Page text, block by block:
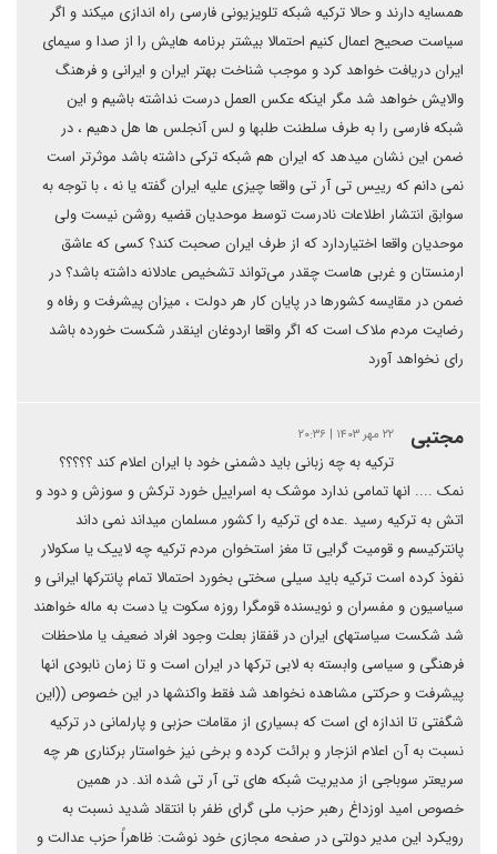
همسایه دارند و حالا ترکیه شبکه تلویزیونی فارسی راه اندازی میکند و اگر
سیاست صحیح اعمال کنیم احتمالا بیشتر برنامه هایش را از صدا و سیمای
ایران دریافت خواهد کرد و موجب شناخت بهتر ایران و ایرانی و فرهنگ
والایش خواهد شد مگر اینکه عکس العمل درست نداشته باشیم و این
شبکه فارسی را به طرف سلطنت طلبها و لس آنجلس ها هل دهیم ، در
ضمن این نشان میدهد که ایران هم شبکه ترکی داشته باشد موثرتر است
نمی دانم که رییس تی آر تی واقعا چیزی علیه ایران گفته یا نه ، با توجه به
سوابق انتشار اطلاعات نادرست توسط موحدیان قضیه روشن نیست ولی
موحدیان واقعا اختیاردارد که از طرف ایران صحبت کند؟ کسی که عاشق
ارمنستان و غربی هاست چقدر می‌تواند تشخیص عادلانه داشته باشد؟ در
ضمن در مقایسه کشورها در پایان کار هر دولت ، میزان پیشرفت و رفاه و
رضایت مردم ملاک است که اگر واقعا اردوغان اینقدر شکست خورده باشد
رای نخواهد آورد
مجتبی ۲۲ مهر ۱۴۰۳ | ۲۰:۳۶
ترکیه به چه زبانی باید دشمنی خود با ایران اعلام کند ؟؟؟؟؟
نمک .... انها تمامی ندارد موشک به اسراییل خورد ترکش و سوزش و دود و
اتش به ترکیه رسید .عده ای ترکیه را کشور مسلمان میداند نمی داند
پانترکیسم و قومیت گرایی تا مغز استخوان مردم ترکیه چه لاییک یا سکولار
نفوذ کرده است ترکیه باید سیلی سختی بخورد احتمالا تمام پانترکها ایرانی و
سیاسیون و مفسران و نویسنده قومگرا روزه سکوت یا دست به ماله خواهند
شد شکست سیاستهای ایران در قفقاز بعلت وجود افراد ضعیف یا ملاحظات
فرهنگی و سیاسی وابسته به لابی ترکها در ایران است و تا زمان نابودی انها
پیشرفت و حرکتی مشاهده نخواهد شد فقط واکنشها در این خصوص ((این
شگفتی تا اندازه ای است که بسیاری از مقامات حزبی و پارلمانی در ترکیه
نسبت به آن اعلام انزجار و برائت کرده و برخی نیز خواستار برکناری هر چه
سریعتر سوباجی از مدیریت شبکه های تی آر تی شده اند. در همین
خصوص امید اوزداغ رهبر حزب ملی گرای ظفر با انتقاد شدید نسبت به
رویکرد این مدیر دولتی در صفحه مجازی خود نوشت: ظاهراً حزب عدالت و